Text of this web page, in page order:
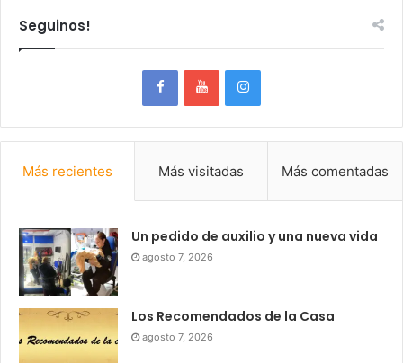
Seguinos!
Más recientes Más visitadas Más comentadas
Un pedido de auxilio y una nueva vida
agosto 7, 2026
Los Recomendados de la Casa
agosto 7, 2026